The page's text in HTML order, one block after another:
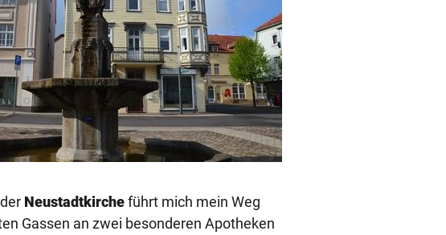
Neustadtkircheführt mich mein Weg
Gassen an zwei besonderen Apotheken